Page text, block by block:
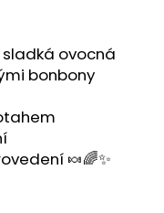
ovocná
bonbony
🍬🌈✨